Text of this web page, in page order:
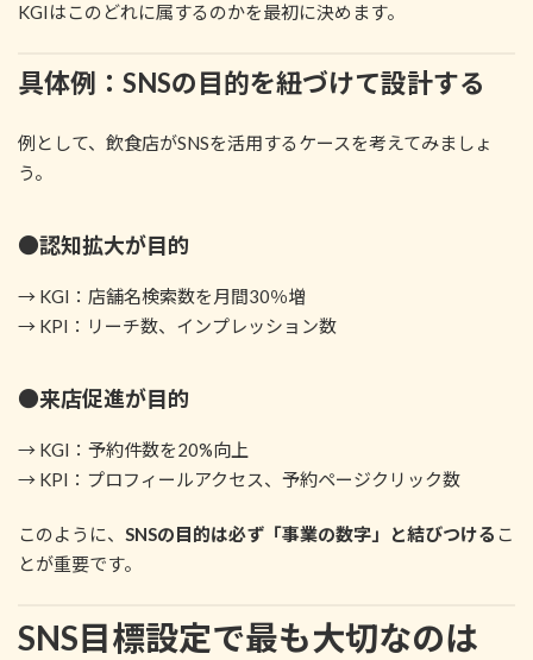
KGIはこのどれに属するのかを最初に決めます。
具体例：SNSの目的を紐づけて設計する
例として、飲食店がSNSを活用するケースを考えてみましょ
う。
●認知拡大が目的
→ KGI：店舗名検索数を月間30％増
→ KPI：リーチ数、インプレッション数
●来店促進が目的
→ KGI：予約件数を20%向上
→ KPI：プロフィールアクセス、予約ページクリック数
このように、 SNSの目的は必ず「事業の数字」と結びつける こ
とが重要です。
SNS目標設定で最も大切なのは